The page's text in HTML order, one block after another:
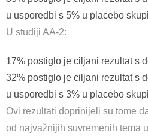
u usporedbi s 5% u placebo
U studiji AA-2:
17% postiglo je ciljani rezultat s
32% postiglo je ciljani rezultat s
u usporedbi s 3% u placebo
Ovi rezultati doprinijeli su tome
od najvažnijih suvremenih tema